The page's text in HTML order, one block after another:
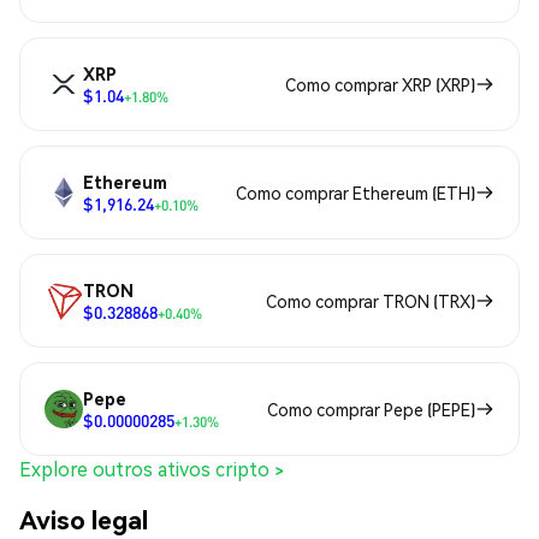
XRP
$1.04+1.80%
Como comprar XRP (XRP)
Ethereum
$1,916.24+0.10%
Como comprar Ethereum (ETH)
TRON
$0.328868+0.40%
Como comprar TRON (TRX)
Pepe
$0.00000285+1.30%
Como comprar Pepe (PEPE)
Explore outros ativos cripto >
Aviso legal